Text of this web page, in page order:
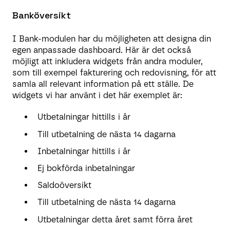
Banköversikt
I Bank-modulen har du möjligheten att designa din
egen anpassade dashboard. Här är det också
möjligt att inkludera widgets från andra moduler,
som till exempel fakturering och redovisning, för att
samla all relevant information på ett ställe. De
widgets vi har använt i det här exemplet är:
Utbetalningar hittills i år
Till utbetalning de nästa 14 dagarna
Inbetalningar hittills i år
Ej bokförda inbetalningar
Saldoöversikt
Till utbetalning de nästa 14 dagarna
Utbetalningar detta året samt förra året